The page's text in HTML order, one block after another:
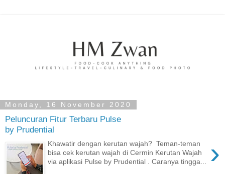
Monday, 16 November 2020
Peluncuran Fitur Terbaru Pulse
by Prudential
›
Khawatir dengan kerutan wajah? Teman-teman
bisa cek kerutan wajah di Cermin Kerutan Wajah
via aplikasi Pulse by Prudential . Caranya tingga...